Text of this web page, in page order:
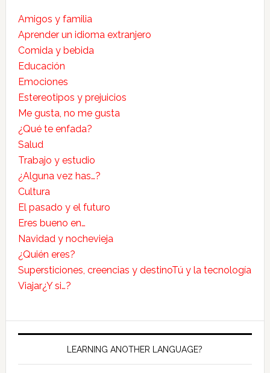
Amigos y familia
Aprender un idioma extranjero
Comida y bebida
Educación
Emociones
Estereotipos y prejuicios
Me gusta, no me gusta
¿Qué te enfada?
Salud
Trabajo y estudio
¿Alguna vez has…?
Cultura
El pasado y el futuro
Eres bueno en…
Navidad y nochevieja
¿Quién eres?
Supersticiones, creencias y destinoTú y la tecnología
Viajar¿Y si…?
LEARNING ANOTHER LANGUAGE?